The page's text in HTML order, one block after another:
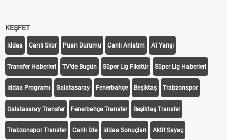
KEŞFET
iddaa Canlı Skor Puan Durumu Canlı Anlatım At Yarışı
Transfer Haberleri TV'de Bugün Süper Lig Fikstür Süper Lig Haberleri
iddaa Programı Galatasaray Fenerbahçe Beşiktaş Trabzonspor
Galatasaray Transfer Fenerbahçe Transfer Beşiktaş Transfer
Trabzonspor Transfer Canlı İzle iddaa Sonuçları Aktif Sayaç